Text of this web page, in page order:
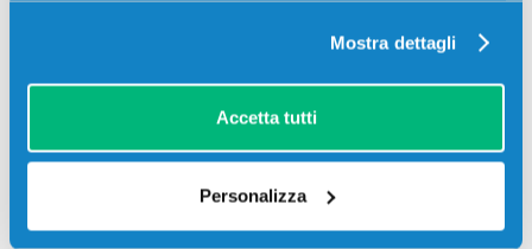
Mostra dettagli
Accetta tutti
Personalizza